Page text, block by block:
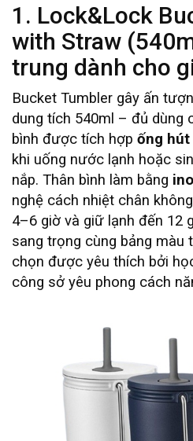
1. Lock&Lock
with Straw
trung dành cho
Bucket Tumbler gây ấn
dung tích 540ml – đủ dùng
bình được tích hợp ống hút
khi uống nước lạnh hoặc
nắp. Thân bình làm bằng
nghệ cách nhiệt chân
4–6 giờ và giữ lạnh đến 12
sang trọng cùng bảng màu
chọn được yêu thích bởi
công sở yêu phong cách